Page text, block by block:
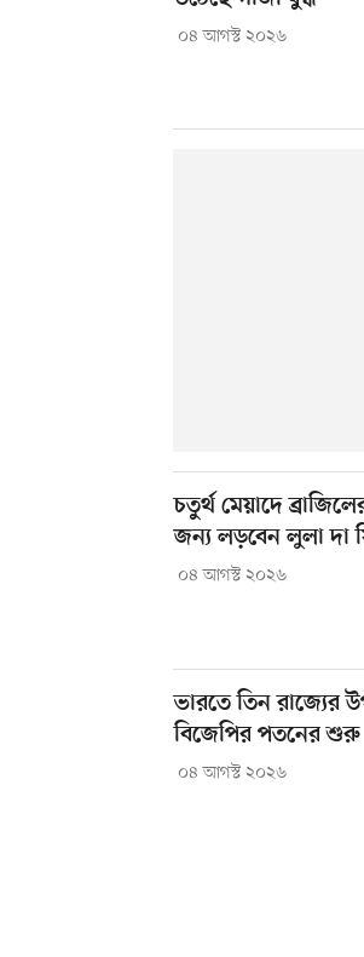
০৪ আগস্ট ২০২৬
চতুর্থ মেয়াদে
জন্য লড়বেন লুলা দা
০৪ আগস্ট ২০২৬
ভারতে তিন রাজ্যের
বিজেপির পতনের শুরু
০৪ আগস্ট ২০২৬